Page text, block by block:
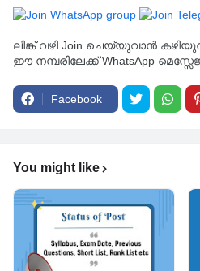
ലിങ്ക് വഴി Join ചെയ്യുവാൻ
ഈ നമ്പരിലേക്ക് WhatsApp
Facebook
You might like